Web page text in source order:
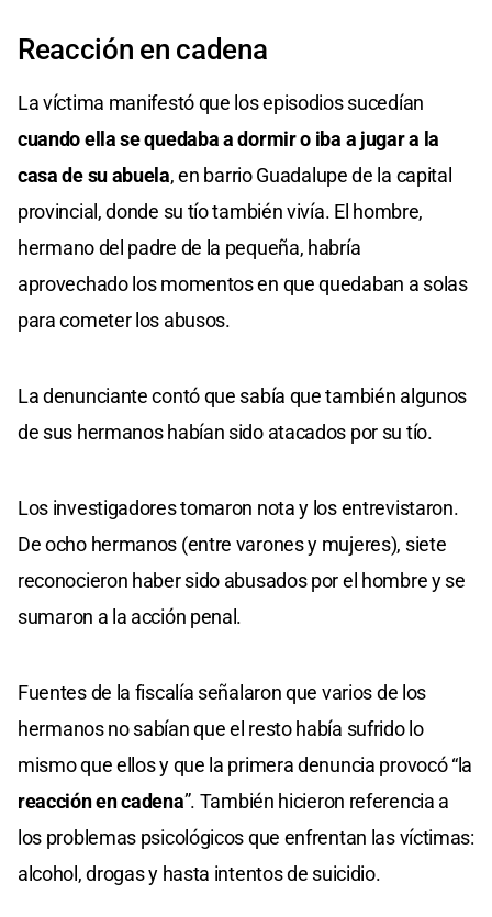
Reacción en cadena
La víctima manifestó que los episodios sucedían
cuando ella se quedaba a dormir o iba a jugar a la
casa de su abuela, en barrio Guadalupe de la capital
provincial, donde su tío también vivía. El hombre,
hermano del padre de la pequeña, habría
aprovechado los momentos en que quedaban a solas
para cometer los abusos.
La denunciante contó que sabía que también algunos
de sus hermanos habían sido atacados por su tío.
Los investigadores tomaron nota y los entrevistaron.
De ocho hermanos (entre varones y mujeres), siete
reconocieron haber sido abusados por el hombre y se
sumaron a la acción penal.
Fuentes de la fiscalía señalaron que varios de los
hermanos no sabían que el resto había sufrido lo
mismo que ellos y que la primera denuncia provocó “la
reacción en cadena”. También hicieron referencia a
los problemas psicológicos que enfrentan las víctimas:
alcohol, drogas y hasta intentos de suicidio.